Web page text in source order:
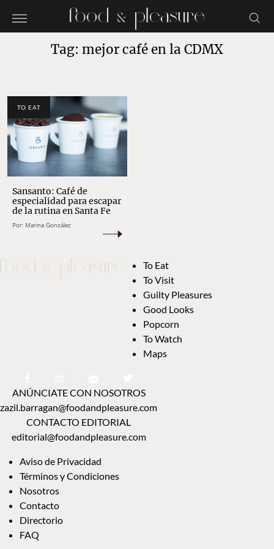
Tag: mejor café en la CDMX
TO EAT
Sansanto: Café de
especialidad para escapar
de la rutina en Santa Fe
Por: Marina González
To Eat
To Visit
Guilty Pleasures
Good Looks
Popcorn
To Watch
Maps
ANÚNCIATE CON NOSOTROS
zazil.barragan@foodandpleasure.com
CONTACTO EDITORIAL
editorial@foodandpleasure.com
Aviso de Privacidad
Términos y Condiciones
Nosotros
Contacto
Directorio
FAQ